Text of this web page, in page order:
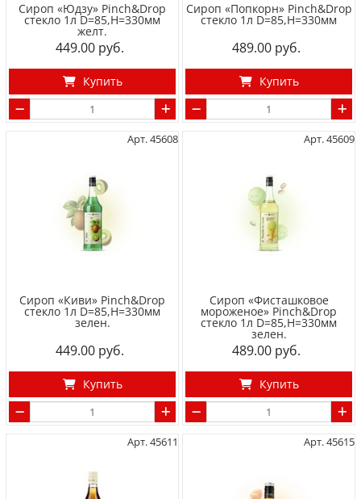
Сироп «Юдзу» Pinch&Drop
стекло 1л D=85,H=330мм
желт.
449.00
Купить
Сироп «Попкорн» Pinch&Drop
стекло 1л D=85,H=330мм
489.00
Купить
Арт. 45608
Сироп «Киви» Pinch&Drop
стекло 1л D=85,H=330мм
зелен.
449.00
Купить
Арт. 45609
Сироп «Фисташковое
мороженое» Pinch&Drop
стекло 1л D=85,H=330мм
зелен.
489.00
Купить
Арт. 45611 Арт. 45615